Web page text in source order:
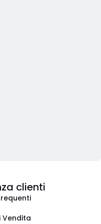
clienti
Vendita